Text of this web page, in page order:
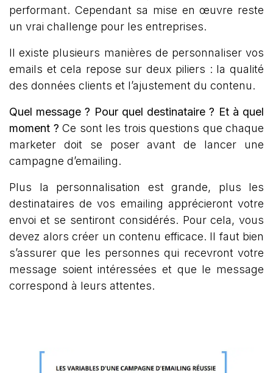
performant. Cependant sa mise en œuvre reste
un vrai challenge pour les entreprises.
Il existe plusieurs manières de personnaliser vos
emails et cela repose sur deux piliers : la qualité
des données clients et l’ajustement du contenu.
Quel message ? Pour quel destinataire ? Et à quel
moment ? Ce sont les trois questions que chaque
marketer doit se poser avant de lancer une
campagne d’emailing.
Plus la personnalisation est grande, plus les
destinataires de vos emailing apprécieront votre
envoi et se sentiront considérés. Pour cela, vous
devez alors créer un contenu efficace. Il faut bien
s’assurer que les personnes qui recevront votre
message soient intéressées et que le message
correspond à leurs attentes.